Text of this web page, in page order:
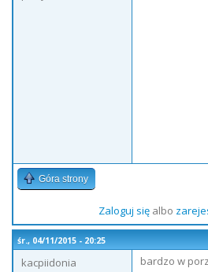
Góra strony
Zaloguj sięalbo
śr., 04/11/2015 - 20:25
kacpiidonia
bardzo w